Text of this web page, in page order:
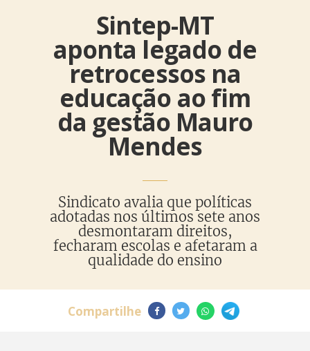
Sintep-MT
aponta legado de
retrocessos na
educação ao fim
da gestão Mauro
Mendes
Sindicato avalia que políticas
adotadas nos últimos sete anos
desmontaram direitos,
fecharam escolas e afetaram a
qualidade do ensino
Compartilhe